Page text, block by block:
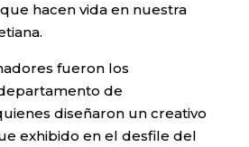
hacen vida en nuestra
fueron los
de
diseñaron un creativo
exhibido en el desfile del